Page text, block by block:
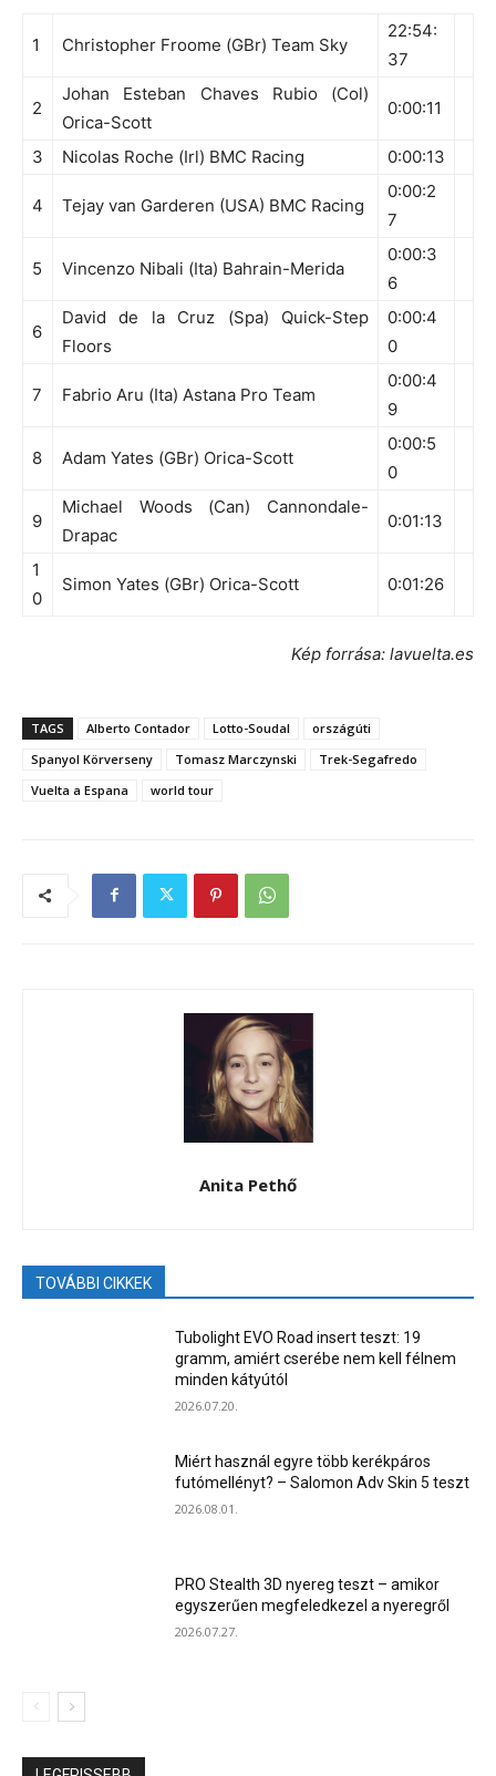
1 Christopher Froome (GBr) Team Sky
22:54:
37
2
Johan Esteban Chaves Rubio (Col)
Orica-Scott
0:00:11
3 Nicolas Roche (Irl) BMC Racing 0:00:13
4 Tejay van Garderen (USA) BMC Racing
0:00:2
7
5 Vincenzo Nibali (Ita) Bahrain-Merida
0:00:3
6
6
David de la Cruz (Spa) Quick-Step
Floors
0:00:4
0
7 Fabrio Aru (Ita) Astana Pro Team
0:00:4
9
8 Adam Yates (GBr) Orica-Scott
0:00:5
0
9
Michael Woods (Can) Cannondale-
Drapac
0:01:13
1
0
Simon Yates (GBr) Orica-Scott 0:01:26
Kép forrása: lavuelta.es
TAGS Alberto Contador Lotto-Soudal
országúti
Spanyol Körverseny
Tomasz Marczynski
Trek-Segafredo
Vuelta a Espana
world tour
Anita Pethő
TOVÁBBI CIKKEK
Tubolight EVO Road insert teszt: 19
gramm, amiért cserébe nem kell félnem
minden kátyútól
2026.07.20.
Miért használ egyre több kerékpáros
futómellényt? – Salomon Adv Skin 5 teszt
2026.08.01.
PRO Stealth 3D nyereg teszt – amikor
egyszerűen megfeledkezel a nyeregről
2026.07.27.